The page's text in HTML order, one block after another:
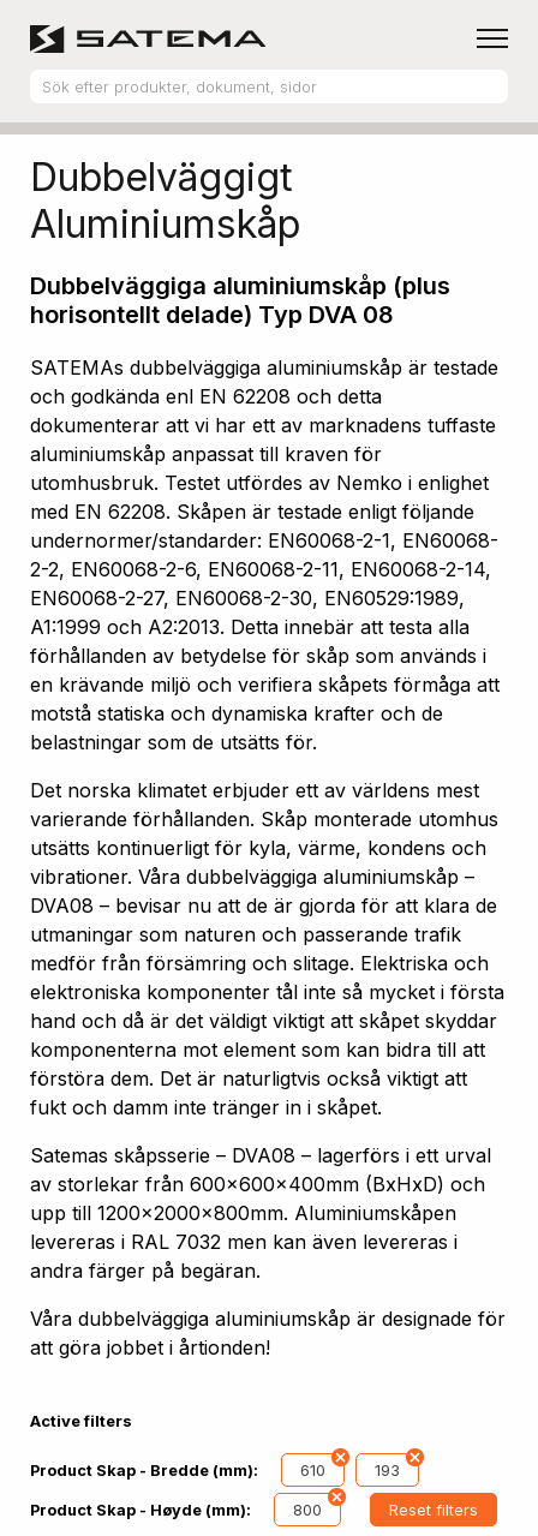
Produktsortiment Aluminiumskåp
Dubbelväggigt
Aluminiumskåp
Dubbelväggiga aluminiumskåp (plus
horisontellt delade) Typ DVA 08
SATEMAs dubbelväggiga aluminiumskåp är testade
och godkända enl EN 62208 och detta
dokumenterar att vi har ett av marknadens tuffaste
aluminiumskåp anpassat till kraven för
utomhusbruk. Testet utfördes av Nemko i enlighet
med EN 62208. Skåpen är testade enligt följande
undernormer/standarder: EN60068-2-1, EN60068-
2-2, EN60068-2-6, EN60068-2-11, EN60068-2-14,
EN60068-2-27, EN60068-2-30, EN60529:1989,
A1:1999 och A2:2013. Detta innebär att testa alla
förhållanden av betydelse för skåp som används i
en krävande miljö och verifiera skåpets förmåga att
motstå statiska och dynamiska krafter och de
belastningar som de utsätts för.
Det norska klimatet erbjuder ett av världens mest
varierande förhållanden. Skåp monterade utomhus
utsätts kontinuerligt för kyla, värme, kondens och
vibrationer. Våra dubbelväggiga aluminiumskåp –
DVA08 – bevisar nu att de är gjorda för att klara de
utmaningar som naturen och passerande trafik
medför från försämring och slitage. Elektriska och
elektroniska komponenter tål inte så mycket i första
hand och då är det väldigt viktigt att skåpet skyddar
komponenterna mot element som kan bidra till att
förstöra dem. Det är naturligtvis också viktigt att
fukt och damm inte tränger in i skåpet.
Satemas skåpsserie – DVA08 – lagerförs i ett urval
av storlekar från 600x600x400mm (BxHxD) och
upp till 1200x2000x800mm. Aluminiumskåpen
levereras i RAL 7032 men kan även levereras i
andra färger på begäran.
Våra dubbelväggiga aluminiumskåp är designade för
att göra jobbet i årtionden!
Active filters
Product Skap - Bredde (mm): 610 193
Product Skap - Høyde (mm): 800 Reset filters